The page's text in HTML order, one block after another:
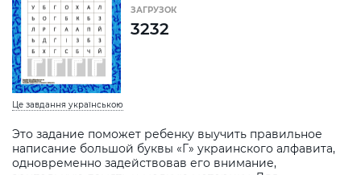
Це завдання українською
Это задание поможет ребенку выучить правильное
написание большой буквы «Г» украинского алфавита,
одновременно задействовав его внимание,
ЗАГРУЗОК
3232